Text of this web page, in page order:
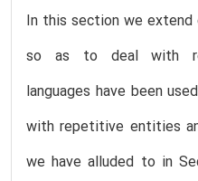
In this section we
so as to deal with
languages have been
with repetitive entities
we have alluded to in